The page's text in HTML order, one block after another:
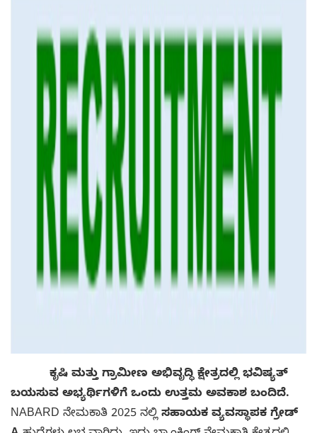
ಕೃಷಿ ಮತ್ತು ಗ್ರಾಮೀಣ ಅಭಿವೃದ್ಧಿ ಕ್ಷೇತ್ರದಲ್ಲಿ ಭವಿಷ್ಯತ್
ಬಯಸುವ ಅಭ್ಯರ್ಥಿಗಳಿಗೆ ಒಂದು ಉತ್ತಮ ಅವಕಾಶ ಬಂದಿದೆ.
NABARD ನೇಮಕಾತಿ 2025 ನಲ್ಲಿಸಹಾಯಕ ವ್ಯವಸ್ಥಾಪಕ ಗ್ರೇಡ್